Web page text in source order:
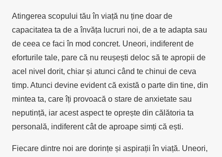
Atingerea scopului tău în viață nu ține doar de
capacitatea ta de a învăța lucruri noi, de a te adapta sau
de ceea ce faci în mod concret. Uneori, indiferent de
eforturile tale, pare că nu reușești deloc să te apropii de
acel nivel dorit, chiar și atunci când te chinui de ceva
timp. Atunci devine evident că există o parte din tine, din
mintea ta, care îți provoacă o stare de anxietate sau
neputință, iar acest aspect te oprește din călătoria ta
personală, indiferent cât de aproape simți că ești.
Fiecare dintre noi are dorințe și aspirații în viață. Uneori,